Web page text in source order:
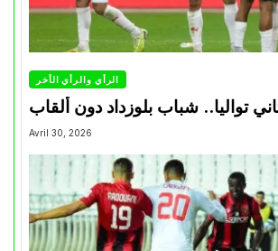
الرأي والرأي الأخر
تواليا.. شباب بلوزداد دون ألقاب
Avril 30, 2026